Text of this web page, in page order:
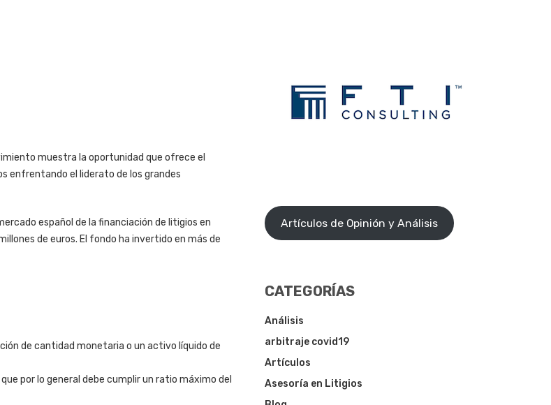
muestra la oportunidad que ofrece el
enfrentando el liderato de los grandes
español de la financiación de litigios en
de euros. El fondo ha invertido en más de
de cantidad monetaria o un activo líquido de
por lo general debe cumplir un ratio máximo del
Artículos de Opinión y Análisis
CATEGORÍAS
Análisis
arbitraje covid19
Artículos
Asesoría en Litigios